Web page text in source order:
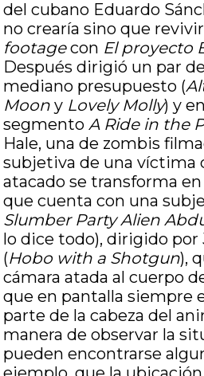
del cubano Eduardo
no crearía sino que
footagecon El proyecto
Después dirigió un par
mediano presupuesto (
Moon y Lovely Molly) y
segmentoA Ride in the
Hale, una de zombis
subjetiva de una víctima
atacado se transforma
que cuenta con una
Slumber Party Alien
lo dice todo), dirigido por
(Hobo with a Shotgun),
cámara atada al cuerpo
que en pantalla siempre
parte de la cabeza del
manera de observar la
pueden encontrarse